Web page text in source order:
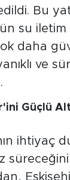
Bu
su iletim
daha
ve
Güçlü
ihtiyaç